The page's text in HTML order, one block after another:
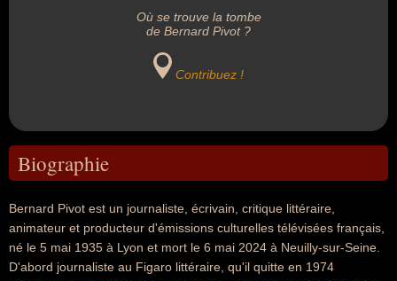
Où se trouve la tombe
de Bernard Pivot ?
Contribuez !
Biographie
Bernard Pivot est un journaliste, écrivain, critique littéraire,
animateur et producteur d'émissions culturelles télévisées français,
né le 5 mai 1935 à Lyon et mort le 6 mai 2024 à Neuilly-sur-Seine.
D'abord journaliste au Figaro littéraire, qu'il quitte en 1974